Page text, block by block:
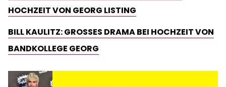
HOCHZEIT VON GEORG LISTING
BILL KAULITZ: GROSSES DRAMA BEI HOCHZEIT VON B
ANDKOLLEGE GEORG